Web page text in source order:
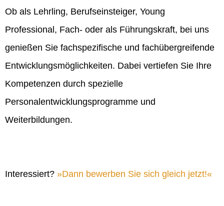
Ob als Lehrling, Berufseinsteiger, Young
Professional, Fach- oder als Führungskraft, bei uns
genießen Sie fachspezifische und fachübergreifende
Entwicklungsmöglichkeiten. Dabei vertiefen Sie Ihre
Kompetenzen durch spezielle
Personalentwicklungsprogramme und
Weiterbildungen.
Interessiert? Dann bewerben Sie sich gleich jetzt!